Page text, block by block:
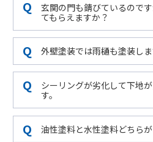
玄関の門も錆びているので
てもらえますか？
外壁塗装では雨樋も塗装し
シーリングが劣化して下地
す。
油性塗料と水性塗料どちら